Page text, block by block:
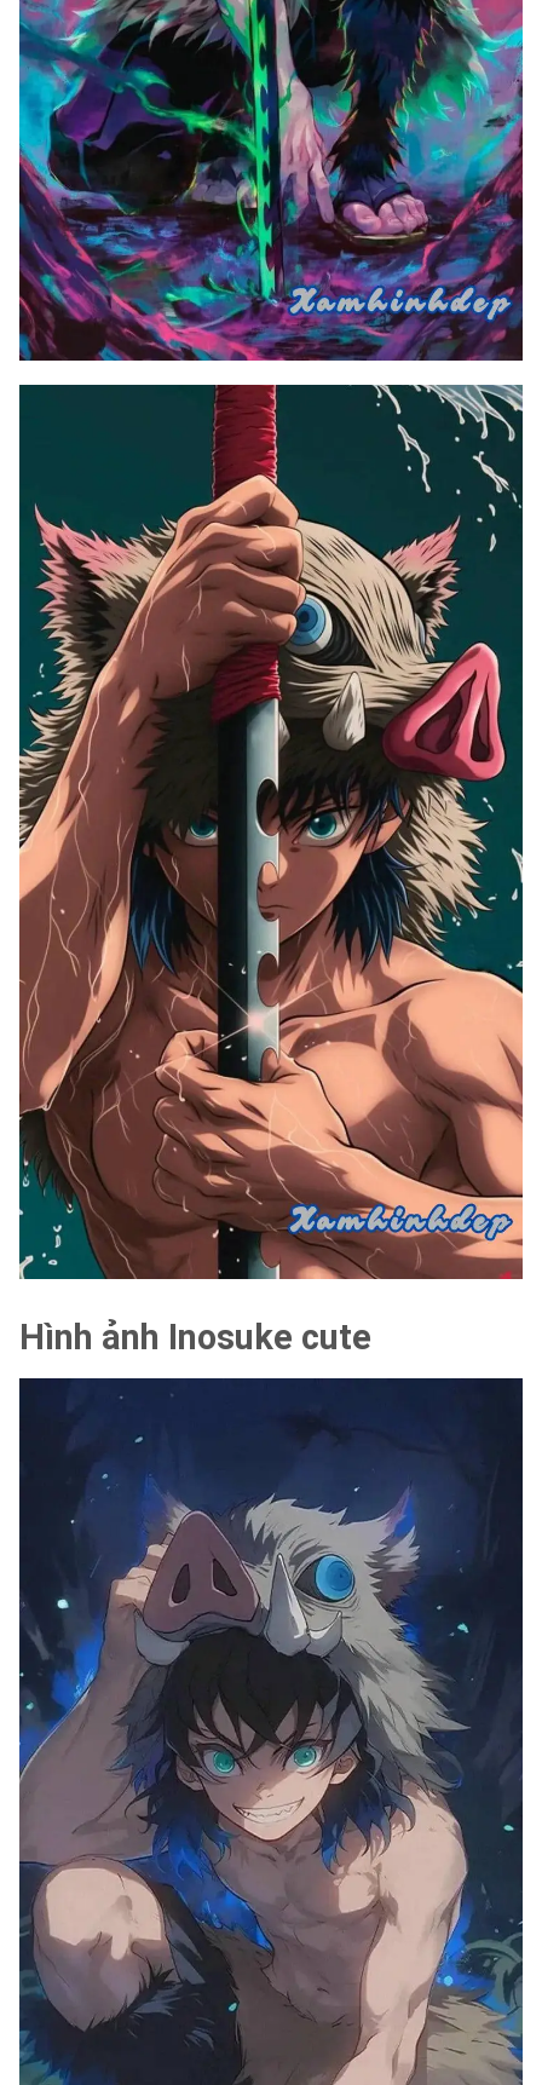
Hình ảnh Inosuke cute